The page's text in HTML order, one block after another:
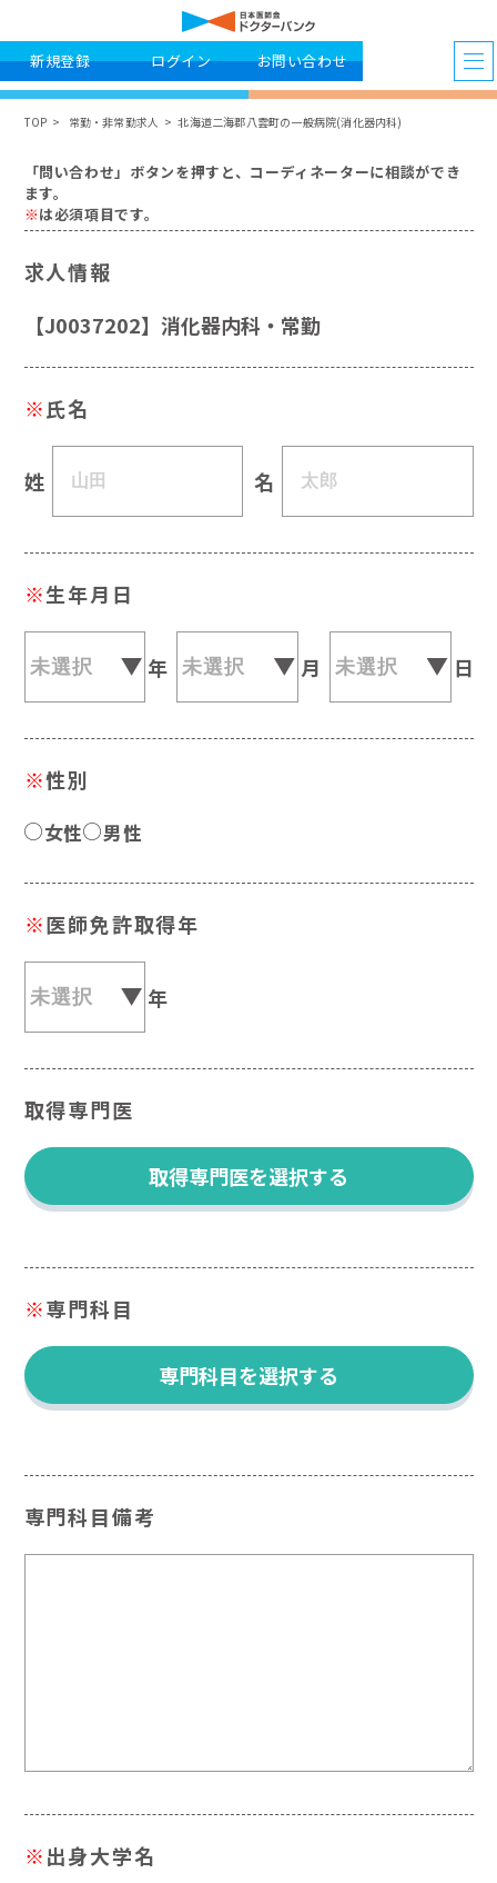
新規登録 ログイン お問い合わせ
TOP 常勤・非常勤求人 北海道二海郡八雲町の一般病院(消化器内科)
「問い合わせ」ボタンを押すと、コーディネーターに相談ができ
ます。
※は必須項目です。
求人情報
【J0037202】消化器内科・常勤
※氏名
姓 名
※生年月日
年 月 日
※性別
女性 男性
※医師免許取得年
年
取得専門医
取得専門医を選択する
※専門科目
専門科目を選択する
専門科目備考
※出身大学名